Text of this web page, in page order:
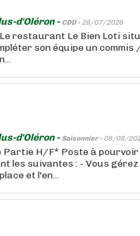
d'Oléron - CDD - 28/07/2026
restaurant Le Bien Loti
son équipe un
d'Oléron - Saisonnier - 08/08/
Partie H/F* Poste à
les suivantes : - Vous
et l'en...